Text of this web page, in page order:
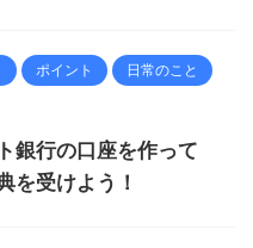
ポイント 日常のこと
銀行の口座を作って
を受けよう！